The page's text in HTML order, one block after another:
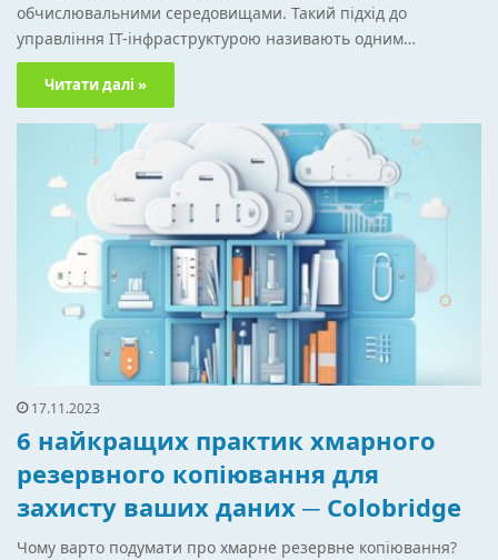
обчислювальними середовищами. Такий підхід до
управління IT-інфраструктурою називають одним…
Читати далі »
17.11.2023
6 найкращих практик хмарного
резервного копіювання для
захисту ваших даних ─ Colobridge
Чому варто подумати про хмарне резервне копіювання?